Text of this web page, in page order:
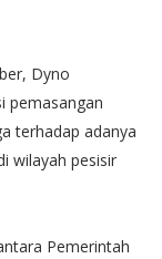
Dyno
pemasangan
terhadap adanya
wilayah pesisir
Pemerintah